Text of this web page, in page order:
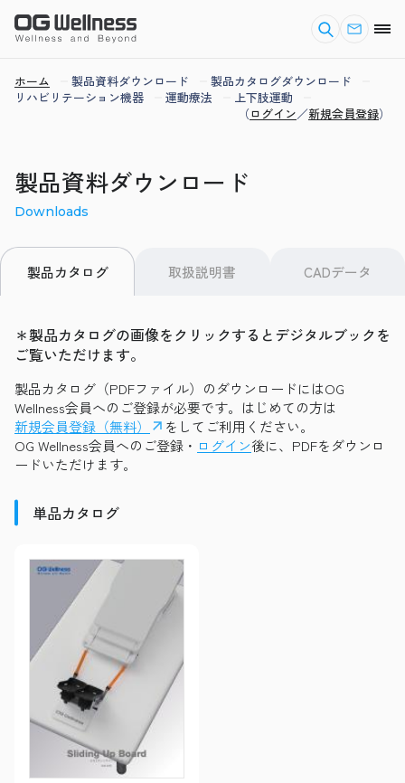
ホーム 製品資料ダウンロード
製品カタログダウンロード
リハビリテーション機器
運動療法
上下肢運動
（ログイン／新規会員登録）
製品資料ダウンロード
Downloads
製品カタログ 取扱説明書 CADデータ
＊製品カタログの画像をクリックするとデジタルブックを
ご覧いただけます。
製品カタログ（PDFファイル）のダウンロードにはOG
Wellness会員へのご登録が必要です。はじめての方は
新規会員登録（無料）
をしてご利用ください。
OG Wellness会員へのご登録・ ログイン後に、PDFをダウンロ
ードいただけます。
単品カタログ